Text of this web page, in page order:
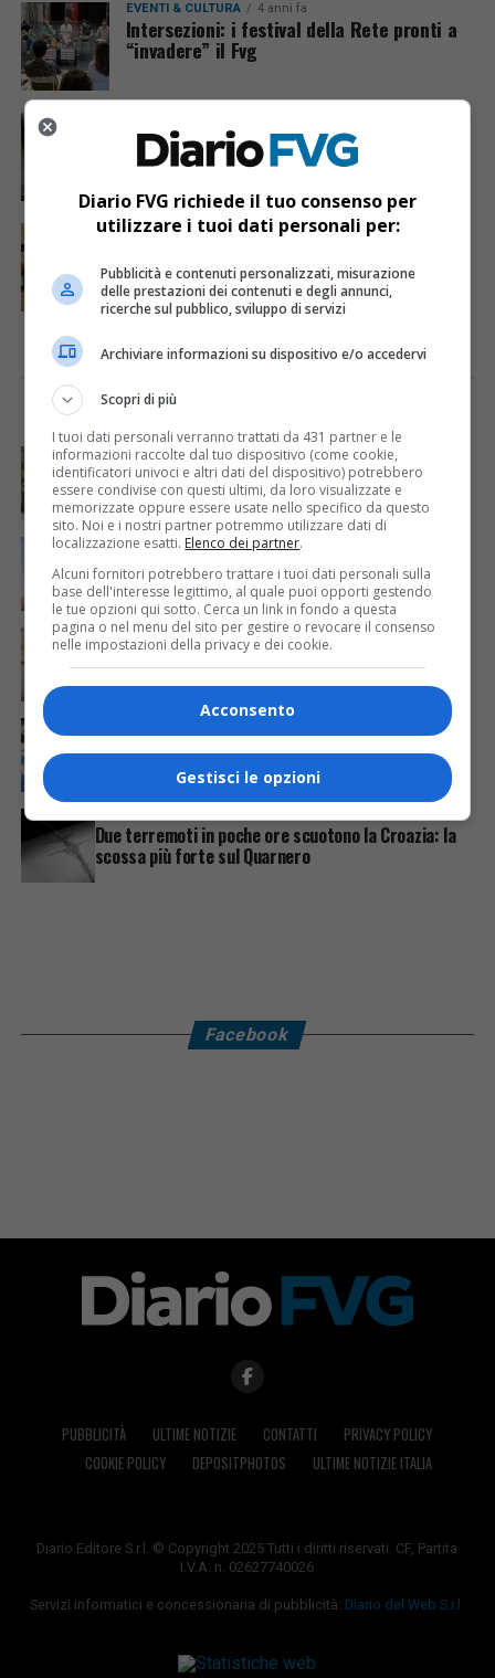
EVENTI & CULTURA 4 anni fa
Intersezioni: i festival della Rete pronti a
“invadere” il Fvg
Fungaiolo di Tavagnacco trovato senza vita
nei boschi di Socchieve
CRONACA & ATTUALITÀ 6 anni fa
locale gli ritira le armi
I PIÙ VISTI
CRONACA & ATTUALITÀ 4 giorni fa
Acqua da usare con cautela nell’Udinese: ecco tutte
le frazioni sotto osservazione
ECONOMIA & LAVORO 21 ore fa
Bollette più leggere nei condomini, nuovo bando FVG
per l’efficientamento energetico
CRONACA & ATTUALITÀ 5 giorni fa
Mattia Ranghetti muore a 29 anni dopo la
folgorazione alle Ferriere Nord di Osoppo
Arrivano 142 nuovi poliziotti in Friuli-Venezia Giulia:
61 saranno assegnati a Trieste
Due terremoti in poche ore scuotono la Croazia: la
scossa più forte sul Quarnero
Facebook
PUBBLICITÀ ULTIME NOTIZIE CONTATTI
PRIVACY POLICY
COOKIE POLICY
DEPOSITPHOTOS ULTIME NOTIZIE ITALIA
Diario Editore S.r.l. © Copyright 2025 Tutti i diritti riservati. CF, Partita
I.V.A. n. 02627740026
Servizi informatici e concessionaria di pubblicità: Diario del Web S.r.l.
Diario FVG richiede il tuo consenso per
utilizzare i tuoi dati personali per:
Pubblicità e contenuti personalizzati, misurazione
delle prestazioni dei contenuti e degli annunci,
ricerche sul pubblico, sviluppo di servizi
Archiviare informazioni su dispositivo e/o accedervi
Scopri di più
I tuoi dati personali verranno trattati da 431 partner e le
informazioni raccolte dal tuo dispositivo (come cookie,
identificatori univoci e altri dati del dispositivo) potrebbero
essere condivise con questi ultimi, da loro visualizzate e
memorizzate oppure essere usate nello specifico da questo
sito. Noi e i nostri partner potremmo utilizzare dati di
localizzazione esatti. Elenco dei partner.
Alcuni fornitori potrebbero trattare i tuoi dati personali sulla
base dell'interesse legittimo, al quale puoi opporti gestendo
le tue opzioni qui sotto. Cerca un link in fondo a questa
pagina o nel menu del sito per gestire o revocare il consenso
nelle impostazioni della privacy e dei cookie.
Acconsento
Gestisci le opzioni